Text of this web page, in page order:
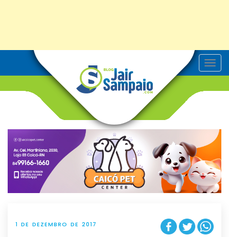
T
o
v
g
t
i
o
n
1 DE DEZEMBRO DE 2017